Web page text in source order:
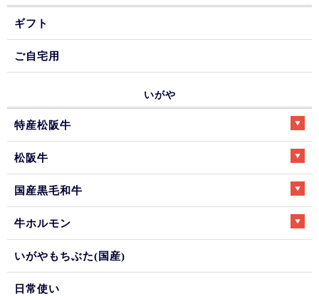
ギフト
ご自宅用
いがや
特産松阪牛
松阪牛
国産黒毛和牛
牛ホルモン
いがやもちぶた(国産)
日常使い